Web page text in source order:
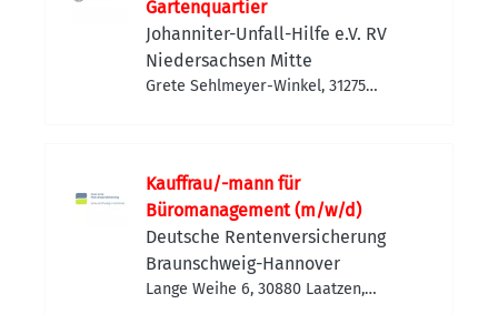
Gartenquartier
Johanniter-Unfall-Hilfe e.V. RV
Niedersachsen Mitte
Grete Sehlmeyer-Winkel, 31275
Kauffrau/-mann für
Büromanagement (m/w/d)
Deutsche Rentenversicherung
Braunschweig-Hannover
Lange Weihe 6, 30880 Laatzen,